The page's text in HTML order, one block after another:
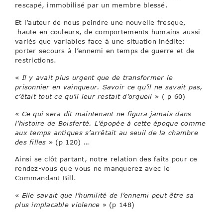
rescapé, immobilisé par un membre blessé.
Et l’auteur de nous peindre une nouvelle fresque,
haute en couleurs, de comportements humains aussi
variés que variables face à une situation inédite:
porter secours à l’ennemi en temps de guerre et de
restrictions.
« Il y avait plus urgent que de transformer le
prisonnier en vainqueur. Savoir ce qu’il ne savait pas,
c’était tout ce qu’il leur restait d’orgueil » ( p 60)
« Ce qui sera dit maintenant ne figura jamais dans
l’histoire de Boisferté. L’épopée à cette époque comme
aux temps antiques s’arrêtait au seuil de la chambre
des filles » (p 120) …
Ainsi se clôt partant, notre relation des faits pour ce
rendez-vous que vous ne manquerez avec le
Commandant Bill.
« Elle savait que l’humilité de l’ennemi peut être sa
plus implacable violence » (p 148)